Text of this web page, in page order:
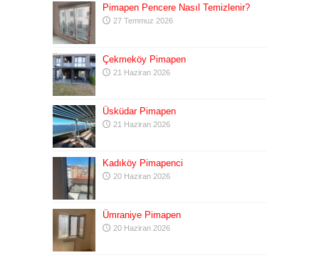
Pimapen Pencere Nasıl Temizlenir?
27 Temmuz 2026
Çekmeköy Pimapen
21 Haziran 2026
Üsküdar Pimapen
21 Haziran 2026
Kadıköy Pimapenci
20 Haziran 2026
Ümraniye Pimapen
20 Haziran 2026